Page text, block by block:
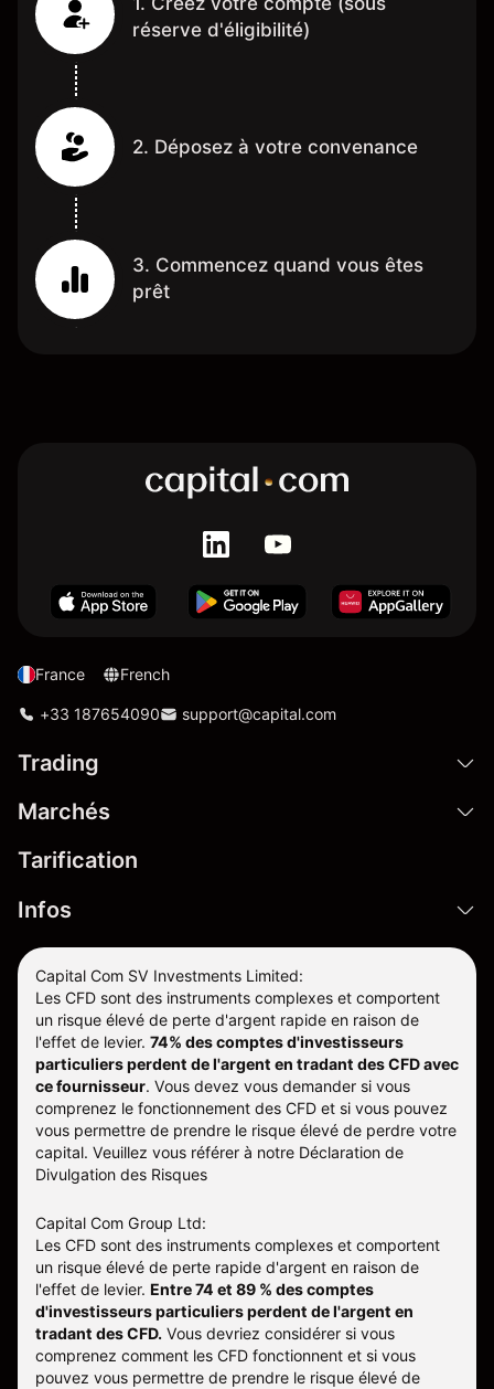
réserve d'éligibilité)
2. Déposez à votre convenance
3. Commencez quand vous êtes
prêt
France French
+33 187654090 support@capital.com
Trading
Marchés
Tarification
Infos
Capital Com SV Investments Limited:
Les CFD sont des instruments complexes et comportent
un risque élevé de perte d'argent rapide en raison de
l'effet de levier. 74% des comptes d'investisseurs
particuliers perdent de l'argent en tradant des CFD avec
ce fournisseur. Vous devez vous demander si vous
comprenez le fonctionnement des CFD et si vous pouvez
vous permettre de prendre le risque élevé de perdre votre
capital. Veuillez vous référer à notre Déclaration de
Divulgation des Risques
Capital Com Group Ltd:
Les CFD sont des instruments complexes et comportent
un risque élevé de perte rapide d'argent en raison de
l'effet de levier. Entre 74 et 89 % des comptes
d'investisseurs particuliers perdent de l'argent en
tradant des CFD. Vous devriez considérer si vous
comprenez comment les CFD fonctionnent et si vous
pouvez vous permettre de prendre le risque élevé de